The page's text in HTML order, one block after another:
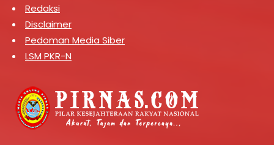
Redaksi
Disclaimer
Pedoman Media Siber
LSM PKR-N